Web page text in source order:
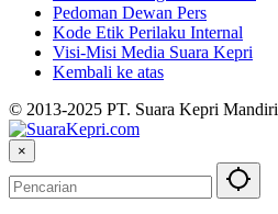
Pedoman Dewan Pers
Kode Etik Perilaku Internal
Visi-Misi Media Suara Kepri
Kembali ke atas
© 2013-2025 PT. Suara Kepri Mandiri
×